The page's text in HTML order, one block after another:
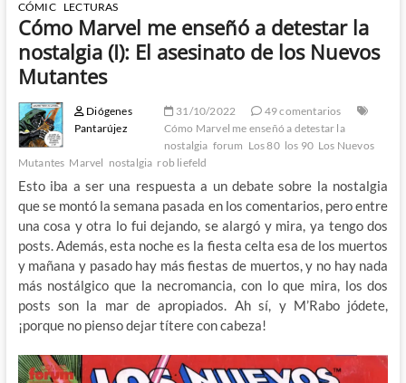
CÓMIC LECTURAS
Cómo Marvel me enseñó a detestar la
nostalgia (I): El asesinato de los Nuevos
Mutantes
Diógenes
Pantarújez
31/10/2022
49 comentarios
Cómo Marvel me enseñó a detestar la
nostalgia forum Los 80 los 90 Los Nuevos
Mutantes Marvel nostalgia rob liefeld
Esto iba a ser una respuesta a un debate sobre la nostalgia
que se montó la semana pasada en los comentarios, pero entre
una cosa y otra lo fui dejando, se alargó y mira, ya tengo dos
posts. Además, esta noche es la fiesta celta esa de los muertos
y mañana y pasado hay más fiestas de muertos, y no hay nada
más nostálgico que la necromancia, con lo que mira, los dos
posts son la mar de apropiados. Ah sí, y M’Rabo jódete,
¡porque no pienso dejar títere con cabeza!